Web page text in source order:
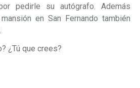
pedirle su autógrafo. Además
en San Fernando también
¿Tú que crees?